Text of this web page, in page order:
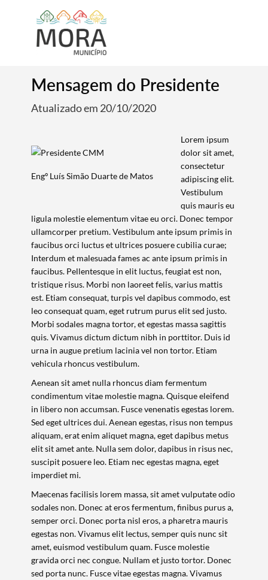
Mensagem do Presidente
Atualizado em 20/10/2020
Engº Luís Simão Duarte de Matos
Lorem ipsum
dolor sit amet,
consectetur
adipiscing elit.
Vestibulum
quis mauris eu
ligula molestie elementum vitae eu orci. Donec tempor
ullamcorper pretium. Vestibulum ante ipsum primis in
faucibus orci luctus et ultrices posuere cubilia curae;
Interdum et malesuada fames ac ante ipsum primis in
faucibus. Pellentesque in elit luctus, feugiat est non,
tristique risus. Morbi non laoreet felis, varius mattis
est. Etiam consequat, turpis vel dapibus commodo, est
leo consequat quam, eget rutrum purus elit sed justo.
Morbi sodales magna tortor, et egestas massa sagittis
quis. Vivamus dictum dictum nibh in porttitor. Duis id
urna in augue pretium lacinia vel non tortor. Etiam
vehicula rhoncus vestibulum.
Aenean sit amet nulla rhoncus diam fermentum
condimentum vitae molestie magna. Quisque eleifend
in libero non accumsan. Fusce venenatis egestas lorem.
Sed eget ultrices dui. Aenean egestas, risus non tempus
aliquam, erat enim aliquet magna, eget dapibus metus
elit sit amet ante. Nulla sem dolor, dapibus in risus nec,
suscipit posuere leo. Etiam nec egestas magna, eget
imperdiet mi.
Maecenas facilisis lorem massa, sit amet vulputate odio
sodales non. Donec at eros fermentum, finibus purus a,
semper orci. Donec porta nisl eros, a pharetra mauris
egestas non. Vivamus elit lectus, semper quis nunc sit
amet, euismod vestibulum quam. Fusce molestie
gravida orci nec congue. Nullam et justo tortor. Donec
sed porta nunc. Fusce vitae egestas magna. Vivamus